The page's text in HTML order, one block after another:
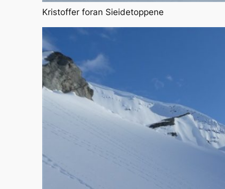
Kristoffer foran Sieidetoppene